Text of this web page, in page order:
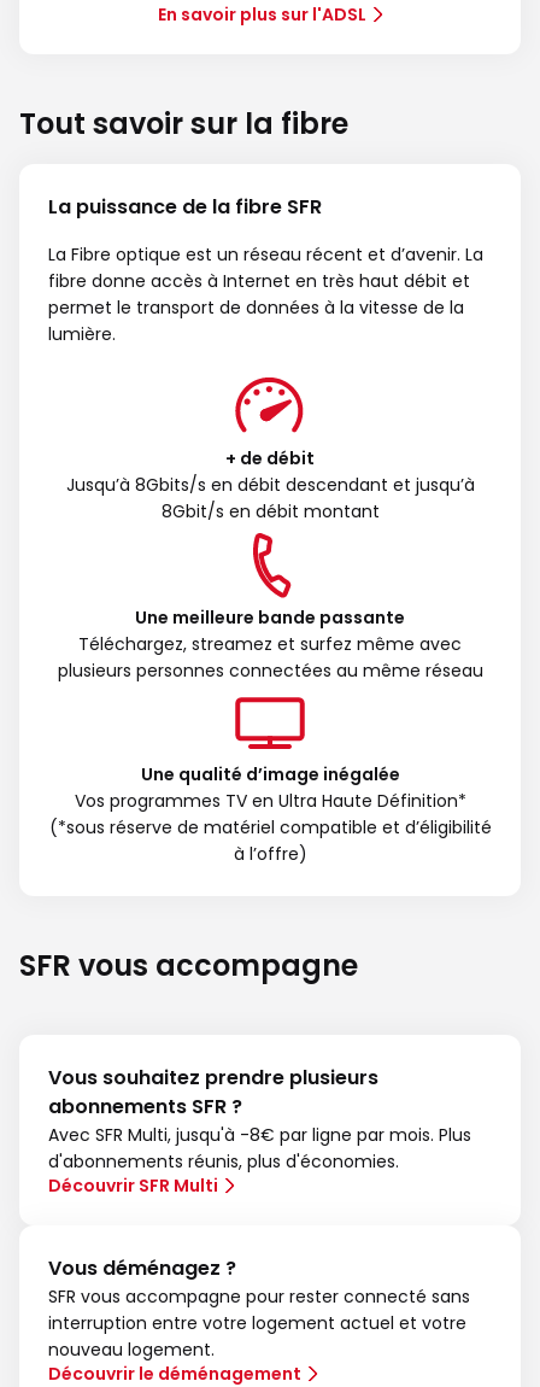
En savoir plus sur l'ADSL
Tout savoir sur la fibre
La puissance de la fibre SFR
La Fibre optique est un réseau récent et d’avenir. La
fibre donne accès à Internet en très haut débit et
permet le transport de données à la vitesse de la
lumière.
+ de débit
Jusqu’à 8Gbits/s en débit descendant et jusqu’à
8Gbit/s en débit montant
Une meilleure bande passante
Téléchargez, streamez et surfez même avec
plusieurs personnes connectées au même réseau
Une qualité d’image inégalée
Vos programmes TV en Ultra Haute Définition*
(*sous réserve de matériel compatible et d’éligibilité
à l’offre)
SFR vous accompagne
Vous souhaitez prendre plusieurs
abonnements SFR ?
Avec SFR Multi, jusqu'à -8€ par ligne par mois. Plus
d'abonnements réunis, plus d'économies.
Découvrir SFR Multi
Vous déménagez ?
SFR vous accompagne pour rester connecté sans
interruption entre votre logement actuel et votre
nouveau logement.
Découvrir le déménagement